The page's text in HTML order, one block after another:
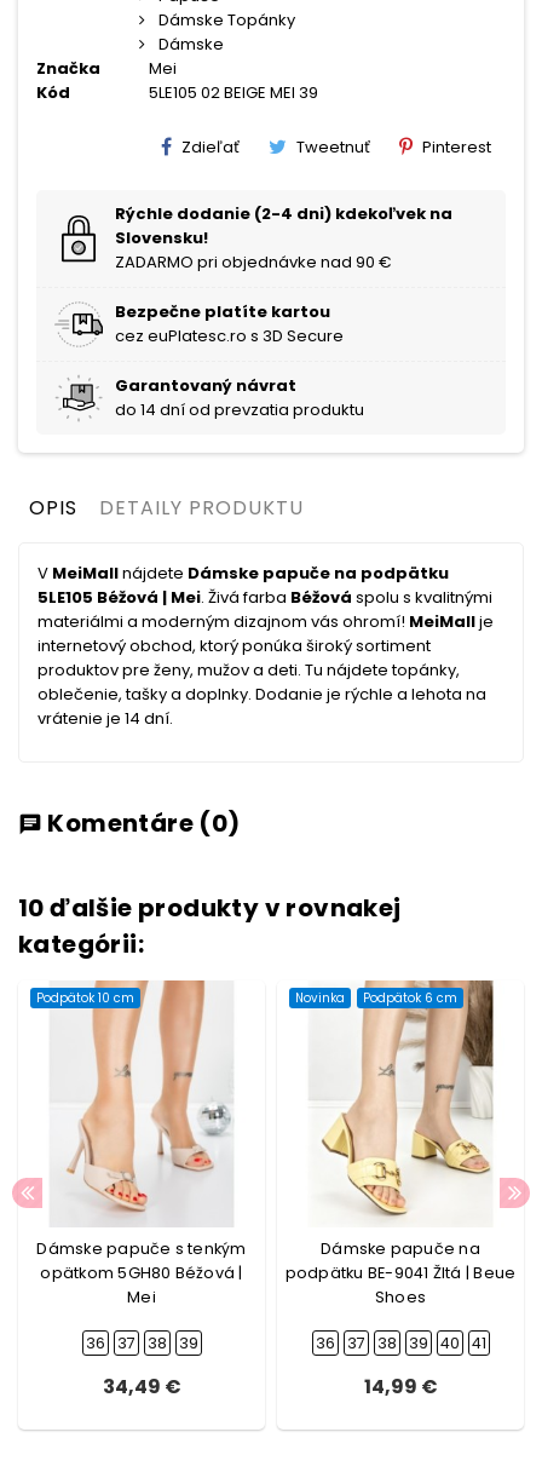
Dámske Topánky
Dámske
Značka
Mei
Kód
5LE105 02 BEIGE MEI 39
Zdieľať Tweetnuť Pinterest
Rýchle dodanie (2-4 dni) kdekoľvek na
Slovensku!
ZADARMO pri objednávke nad 90 €
Bezpečne platíte kartou
cez euPlatesc.ro s 3D Secure
Garantovaný návrat
do 14 dní od prevzatia produktu
OPIS DETAILY PRODUKTU
V MeiMallnájdete Dámske papuče na podpätku
5LE105 Béžová | Mei. Živá farba Béžová spolu s kvalitnými
materiálmi a moderným dizajnom vás ohromí! MeiMallje
internetový obchod, ktorý ponúka široký sortiment
produktov pre ženy, mužov a deti. Tu nájdete topánky,
oblečenie, tašky a doplnky. Dodanie je rýchle a lehota na
vrátenie je 14 dní.
chat Komentáre (0)
10 ďalšie produkty v rovnakej
kategórii:
Podpätok 10 cm
Dámske papuče s tenkým
opätkom 5GH80 Béžová |
Mei
36 37 38 39
34,49 €
Novinka Podpätok 6 cm
Dámske papuče na
podpätku BE-9041 Žltá | Beue
Shoes
36 37 38 39 40 41
14,99 €